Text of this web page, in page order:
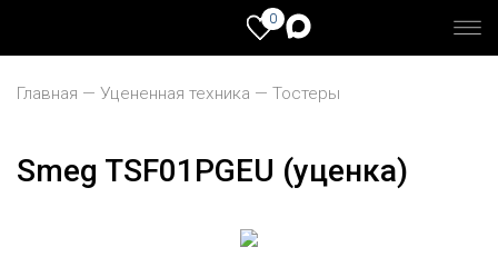
0
Главная Уцененная техника Тостеры
Smeg TSF01PGEU (уценка)